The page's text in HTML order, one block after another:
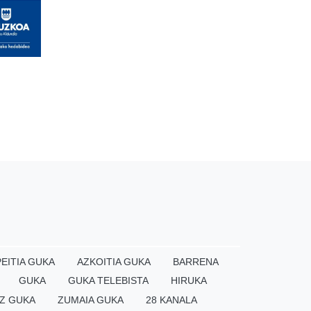
GUKA AZKOITIA GUKA
BARRENA
GUKA GUKA TELEBISTA
HIRUKA
GUKA ZUMAIA GUKA 28 KANALA